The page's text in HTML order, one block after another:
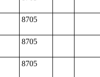
8705
8705
8705